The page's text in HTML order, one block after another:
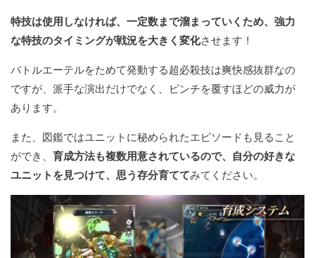
特技は使用しなければ、一定数まで溜まっていくため、強力
な特技のタイミングが戦況を大きく変化させます！
バトルエーテルをためて発動する超必殺技は爽快感抜群なの
ですが、派手な演出だけでなく、ピンチを覆すほどの威力が
あります。
また、図鑑ではユニットに秘められたエピソードも見ること
ができ、 育成方法も複数用意されているので、自分の好きな
ユニットを見つけて、思う存分育ててみてください。